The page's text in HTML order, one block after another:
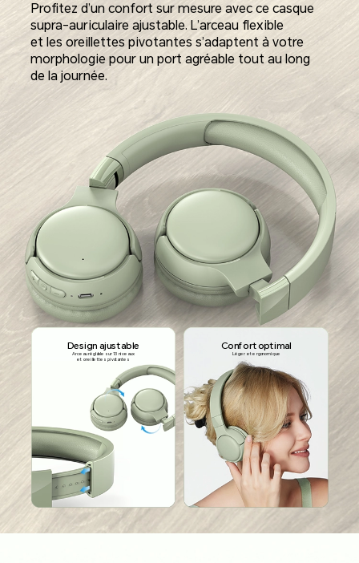
Profitez d’un confort sur mesure avec ce casque
supra-auriculaire ajustable. L’arceau flexible
et les oreillettes pivotantes s’adaptent à votre
morphologie pour un port agréable tout au long
de la journée.
Design ajustable
Arceau réglable sur 13 niveaux
et oreillettes pivotantes
Confort optimal
Léger et ergonomique